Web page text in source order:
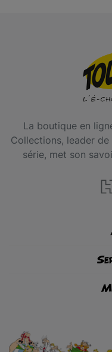
La boutique en
Collections, leader
série, met son